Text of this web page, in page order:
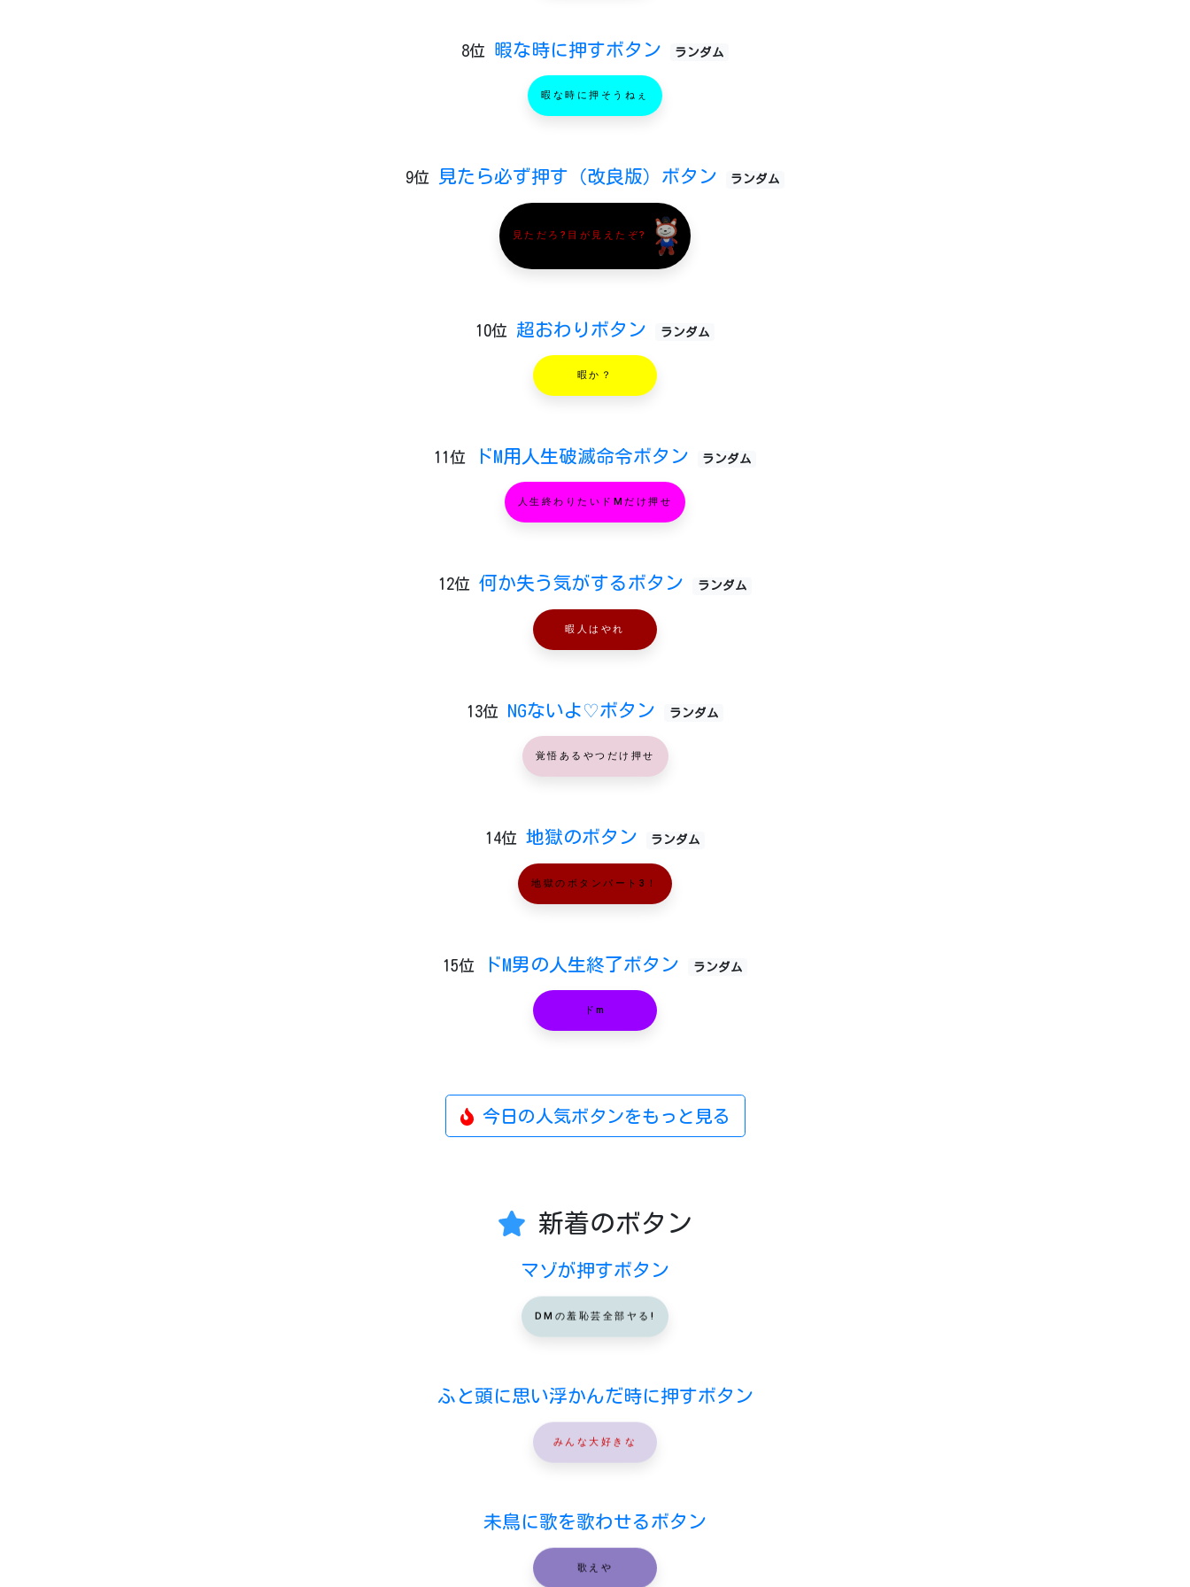
8位 暇な時に押すボタン ランダム
暇な時に押そうねぇ
9位 見たら必ず押す（改良版）ボタン ランダム
見ただろ?目が見えたぞ?
10位 超おわりボタン ランダム
暇か？
11位 ドM用人生破滅命令ボタン ランダム
人生終わりたいドMだけ押せ
12位 何か失う気がするボタン ランダム
暇人はやれ
13位 NGないよ♡ボタン ランダム
覚悟あるやつだけ押せ
14位 地獄のボタン ランダム
地獄のボタンパート3！
15位 ドM男の人生終了ボタン ランダム
ドm
今日の人気ボタンをもっと見る
新着のボタン
マゾが押すボタン
DMの羞恥芸全部ヤる!
ふと頭に思い浮かんだ時に押すボタン
みんな大好きな
未鳥に歌を歌わせるボタン
歌えや